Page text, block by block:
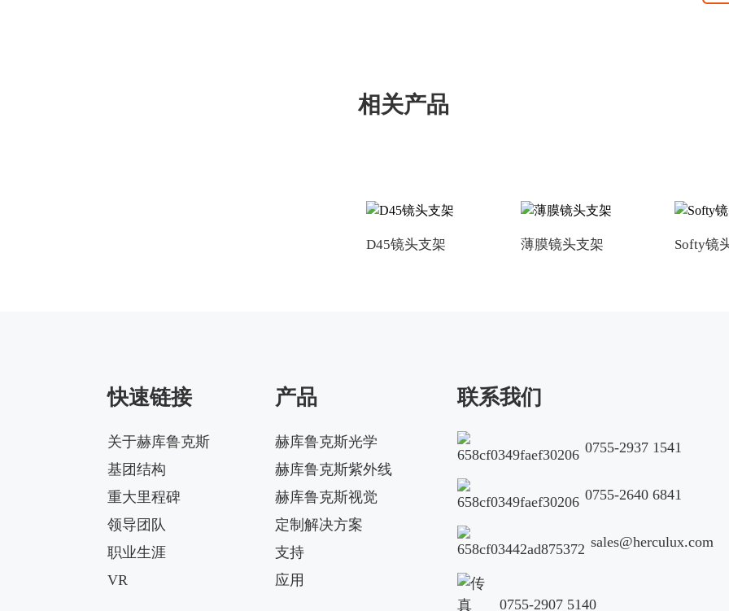
相关产品
D45镜头支架 薄膜镜头支架 Softy镜
快速链接
关于赫库鲁克斯
基团结构
重大里程碑
领导团队
职业生涯
VR
产品
赫库鲁克斯光学
赫库鲁克斯紫外线
赫库鲁克斯视觉
定制解决方案
支持
应用
联系我们
0755-2937 1541
0755-2640 6841
sales@herculux.com
0755-2907 5140